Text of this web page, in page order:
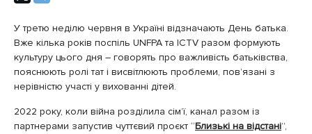
У третю неділю червня в Україні відзначають День батька.
Вже кілька років поспіль UNFPA та ICTV разом формують
культуру цього дня – говорять про важливість батьківства,
пояснюють ролі тат і висвітлюють проблеми, пов’язані з
нерівністю участі у вихованні дітей.
2022 року, коли війна розділила сімʼї, канал разом із
партнерами запустив чуттєвий проєкт “Близькі на відстані”,